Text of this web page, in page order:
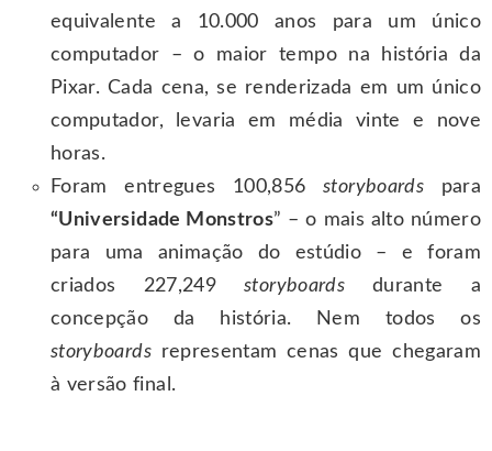
equivalente a 10.000 anos para um único
computador – o maior tempo na história da
Pixar. Cada cena, se renderizada em um único
computador, levaria em média vinte e nove
horas.
Foram entregues 100,856storyboards para
“Universidade Monstros” – o mais alto número
para uma animação do estúdio – e foram
criados 227,249storyboardsdurante a
concepção da história. Nem todos os
storyboardsrepresentam cenas que chegaram
à versão final.